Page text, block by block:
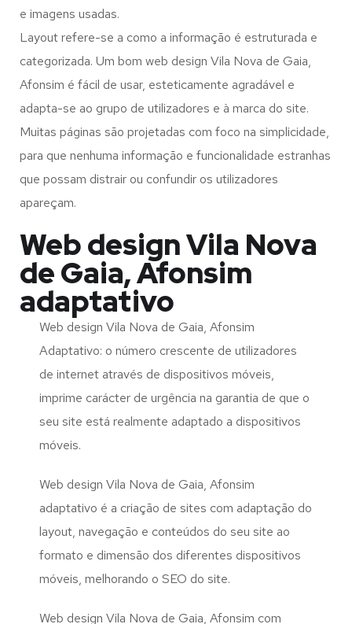
e imagens usadas.
Layout refere-se a como a informação é estruturada e
categorizada. Um bom web design Vila Nova de Gaia,
Afonsim é fácil de usar, esteticamente agradável e
adapta-se ao grupo de utilizadores e à marca do site.
Muitas páginas são projetadas com foco na simplicidade,
para que nenhuma informação e funcionalidade estranhas
que possam distrair ou confundir os utilizadores
apareçam.
Web design Vila Nova
de Gaia, Afonsim
adaptativo
Web design Vila Nova de Gaia, Afonsim
Adaptativo: o número crescente de utilizadores
de internet através de dispositivos móveis,
imprime carácter de urgência na garantia de que o
seu site está realmente adaptado a dispositivos
móveis.
Web design Vila Nova de Gaia, Afonsim
adaptativo é a criação de sites com adaptação do
layout, navegação e conteúdos do seu site ao
formato e dimensão dos diferentes dispositivos
móveis, melhorando o SEO do site.
Web design Vila Nova de Gaia, Afonsim com